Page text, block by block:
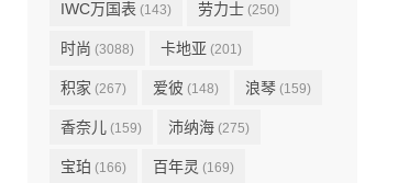
IWC万国表 (143) 劳力士 (250)
时尚 (3088) 卡地亚 (201)
积家 (267) 爱彼 (148) 浪琴 (159)
香奈儿 (159) 沛纳海 (275)
宝珀 (166) 百年灵 (169)